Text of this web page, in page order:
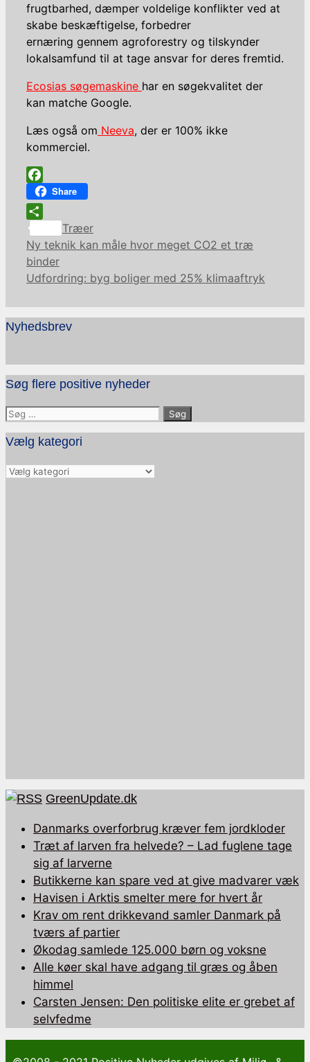
frugtbarhed, dæmper voldelige konflikter ved at
skabe beskæftigelse, forbedrer
ernæring gennem agroforestry og tilskynder
lokalsamfund til at tage ansvar for deres fremtid.
Ecosias søgemaskine har en søgekvalitet der
kan matche Google.
Læs også om Neeva, der er 100% ikke
kommerciel.
Facebook
Share
Share
Kategorier
Træer
Ny teknik kan måle hvor meget CO2 et træ
binder
Udfordring: byg boliger med 25% klimaaftryk
Nyhedsbrev
Søg flere positive nyheder
Søg
efter:
Vælg kategori
Vælg
GreenUpdate.dk
Danmarks overforbrug kræver fem jordkloder
Træt af larven fra helvede? – Lad fuglene tage
sig af larverne
Butikkerne kan spare ved at give madvarer væk
Havisen i Arktis smelter mere for hvert år
Krav om rent drikkevand samler Danmark på
tværs af partier
Økodag samlede 125.000 børn og voksne
Alle køer skal have adgang til græs og åben
himmel
Carsten Jensen: Den politiske elite er grebet af
selvfedme